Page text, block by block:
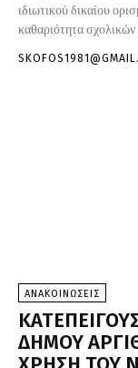
ιδιωτικού δικαίου
καθαριότητα
ΑΝΑΚΟΙΝΩΣΕΙΣ
ΔΗΜΟΥ